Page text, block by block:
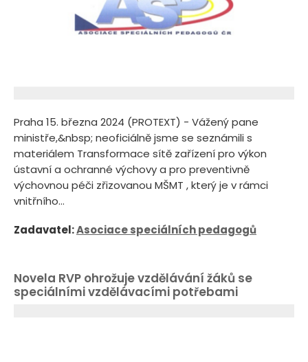
Praha 15. března 2024 (PROTEXT) - Vážený pane
ministře,&nbsp; neoficiálně jsme se seznámili s
materiálem Transformace sítě zařízení pro výkon
ústavní a ochranné výchovy a pro preventivně
výchovnou péči zřizovanou MŠMT , který je v rámci
vnitřního...
Zadavatel:Asociace speciálních pedagogů
Novela RVP ohrožuje vzdělávání žáků se
speciálními vzdělávacími potřebami